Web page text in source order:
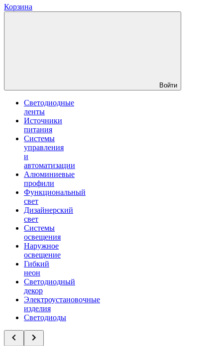
Корзина
Войти
Светодиодные
ленты
Источники
питания
Системы
управления
и
автоматизации
Алюминиевые
профили
Функциональный
свет
Дизайнерский
свет
Системы
освещения
Наружное
освещение
Гибкий
неон
Светодиодный
декор
Электроустановочные
изделия
Светодиоды